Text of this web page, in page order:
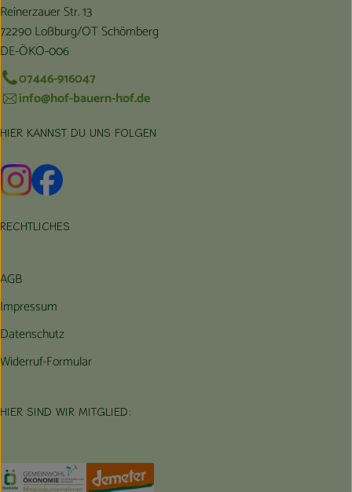
Reinerzauer Str. 13
72290 Loßburg/OT Schömberg
DE-ÖKO-006
07446-916047
info@hof-bauern-hof.de
HIER KANNST DU UNS FOLGEN
Externer Link zu https://www.instagram.com/hofbauernhof/
Externer Link zu https://www.facebook.com/
RECHTLICHES
AGB
Impressum
Datenschutz
Widerruf-Formular
HIER SIND WIR MITGLIED:
Externer Link zu https://www.oekokiste.de/
Externer Link zu https://germany.econgood.org/